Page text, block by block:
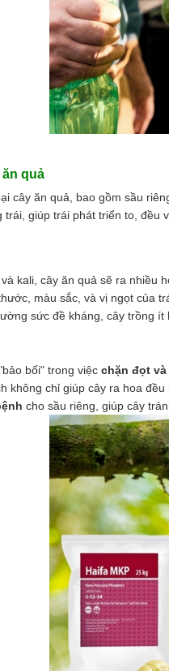
quả
cây ăn quả, bao gồm sầu
giúp trái phát triển to,
kali, cây ăn quả sẽ ra nhiều
màu sắc, và vị ngọt của
sức đề kháng, cây trồng
bối" trong việc chặn đọt
không chỉ giúp cây ra hoa
cho sầu riêng, giúp cây